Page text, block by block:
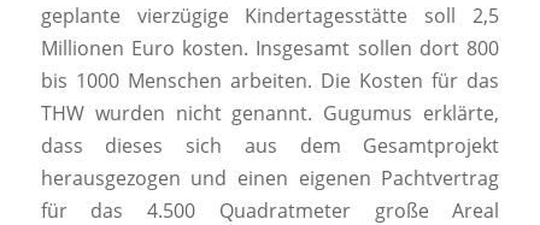
geplante vierzügige Kindertagesstätte soll 2,5
Millionen Euro kosten. Insgesamt sollen dort 800
bis 1000 Menschen arbeiten. Die Kosten für das
THW wurden nicht genannt. Gugumus erklärte,
dass dieses sich aus dem Gesamtprojekt
herausgezogen und einen eigenen Pachtvertrag
für das 4.500 Quadratmeter große Areal